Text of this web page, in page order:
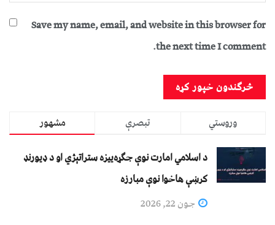
Save my name, email, and website in this browser for
the next time I comment.
مشهور تبصرې
وروستي
د اسلامي امارت نوې جګړه‌ییزه ستراتېژي او د ډیورنډ
کرښې هاخوا نوې مبارزه
جون 22, 2026